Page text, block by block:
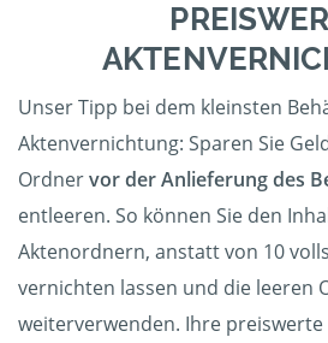
Unser Tipp bei dem kleinsten
Aktenvernichtung: Sparen Sie
Ordnervor der Anlieferung des
entleeren. So können Sie den
Aktenordnern, anstatt von 10
vernichten lassen und die leeren
weiterverwenden. Ihre